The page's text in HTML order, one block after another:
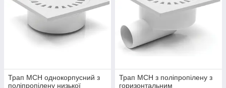
Трап MCH однокорпусний з
поліпропілену низької
Трап MCH з поліпропілену з
горизонтальним